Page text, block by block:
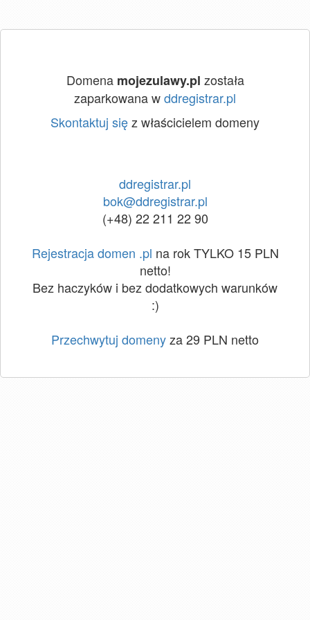
Domena mojezulawy.pl została
zaparkowana wddregistrar.pl
Skontaktuj sięz właścicielem domeny
ddregistrar.pl
bok@ddregistrar.pl
(+48) 22 211 22 90
Rejestracja domen .pl na rok TYLKO 15 PLN
netto!
Bez haczyków i bez dodatkowych warunków
:)
Przechwytuj domenyza 29 PLN netto